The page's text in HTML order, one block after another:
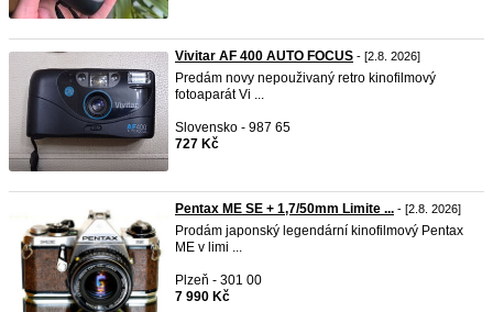
Vivitar AF 400 AUTO FOCUS - [2.8. 2026]
Predám novy nepouživaný retro kinofilmový
fotoaparát Vi ...
Slovensko - 987 65
727 Kč
Pentax ME SE + 1,7/50mm Limite ... - [2.8. 2026]
Prodám japonský legendární kinofilmový Pentax
ME v limi ...
Plzeň - 301 00
7 990 Kč